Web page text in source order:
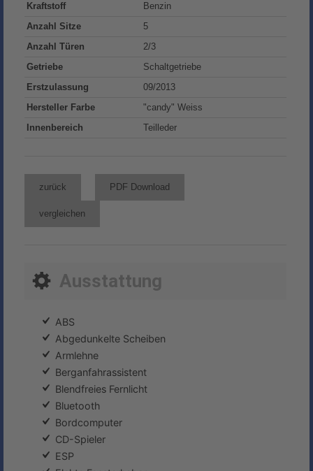
Kraftstoff
Benzin
Anzahl Sitze
5
Anzahl Türen
2/3
Getriebe
Schaltgetriebe
Erstzulassung
09/2013
Hersteller Farbe
"candy" Weiss
Innenbereich
Teilleder
zurück PDF Download
vergleichen
Ausstattung
ABS
Abgedunkelte Scheiben
Armlehne
Berganfahrassistent
Blendfreies Fernlicht
Bluetooth
Bordcomputer
CD-Spieler
ESP